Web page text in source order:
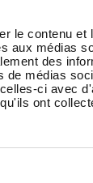
le contenu et
aux médias
des
de médias
ci avec
ont
culture
un
de
: les
des